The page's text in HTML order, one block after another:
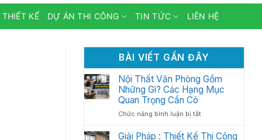
KẾ DỰ ÁN THI CÔNG TIN TỨC LIÊN HỆ
BÀI VIẾT GẦN ĐÂY
Nội Thất Văn Phòng Gồm
Những Gì? Các Hạng Mục
Quan Trọng Cần Có
Chức năng bình luận bị tắtở
Thất
Giải Pháp : Thiết Kế Thi Công